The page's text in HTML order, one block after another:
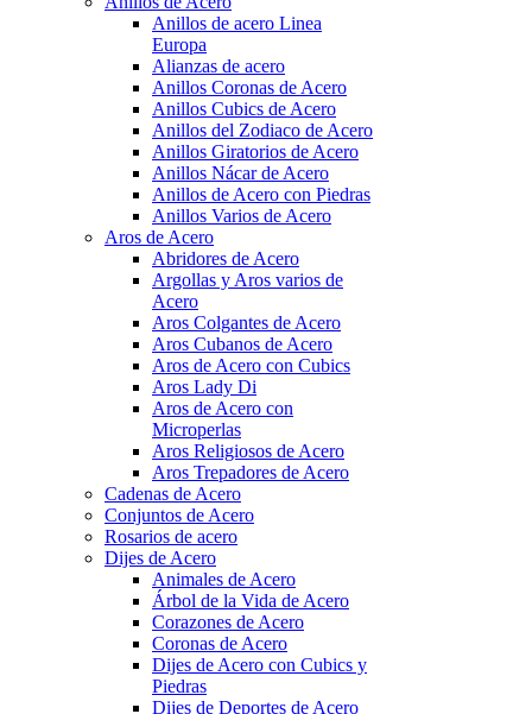
Anillos de acero Linea
Europa
Alianzas de acero
Anillos Coronas de Acero
Anillos Cubics de Acero
Anillos del Zodiaco de Acero
Anillos Giratorios de Acero
Anillos Nácar de Acero
Anillos de Acero con Piedras
Anillos Varios de Acero
Aros de Acero
Abridores de Acero
Argollas y Aros varios de
Acero
Aros Colgantes de Acero
Aros Cubanos de Acero
Aros de Acero con Cubics
Aros Lady Di
Aros de Acero con
Microperlas
Aros Religiosos de Acero
Aros Trepadores de Acero
Cadenas de Acero
Conjuntos de Acero
Rosarios de acero
Dijes de Acero
Animales de Acero
Árbol de la Vida de Acero
Corazones de Acero
Coronas de Acero
Dijes de Acero con Cubics y
Piedras
Dijes de Deportes de Acero